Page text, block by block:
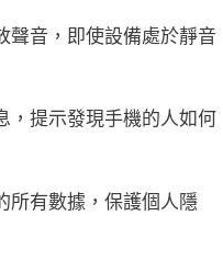
聲音，即使設備處於靜音
，提示發現手機的人如何
所有數據，保護個人隱